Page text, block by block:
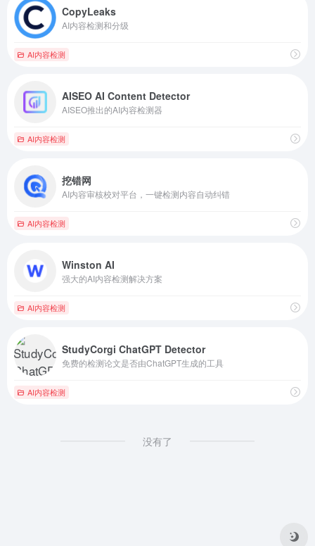
CopyLeaks
AI内容检测和分级
AI内容检测
AISEO AI Content Detector
AISEO推出的AI内容检测器
AI内容检测
挖错网
AI内容审核校对平台，一键检测内容自动纠错
AI内容检测
Winston AI
强大的AI内容检测解决方案
AI内容检测
StudyCorgi ChatGPT Detector
免费的检测论文是否由ChatGPT生成的工具
AI内容检测
没有了